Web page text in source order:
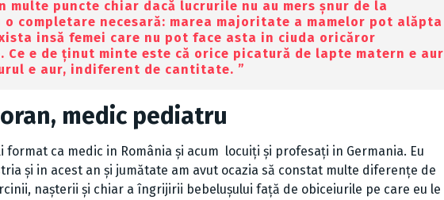
multe puncte chiar dacă lucrurile nu au mers șnur de la
o completare necesară: marea majoritate a mamelor pot alăpta
insă femei care nu pot face asta in ciuda oricăror
Ce e de ținut minte este că orice picatură de lapte matern e aur
e aur, indiferent de cantitate. ”
, medic pediatru
format ca medic in România și acum locuiți și profesați in Germania. Eu
și in acest an și jumătate am avut ocazia să constat multe diferențe de
nașterii și chiar a îngrijirii bebelușului față de obiceiurile pe care eu le